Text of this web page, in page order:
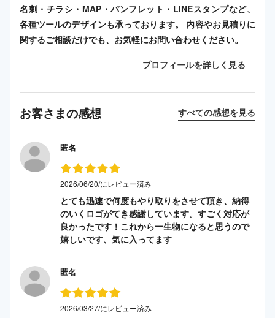
名刺・チラシ・MAP・パンフレット・LINEスタンプなど、
各種ツールのデザインも承っております。 内容やお見積りに
関するご相談だけでも、お気軽にお問い合わせください。
プロフィールを詳しく見る
お客さまの感想 すべての感想を見る
匿名
2026/06/20/にレビュー済み
とても迅速で何度もやり取りをさせて頂き、納得
のいくロゴがてき感謝しています。すごく対応が
良かったです！これから一生物になると思うので
嬉しいです、気に入ってます
匿名
2026/03/27/にレビュー済み